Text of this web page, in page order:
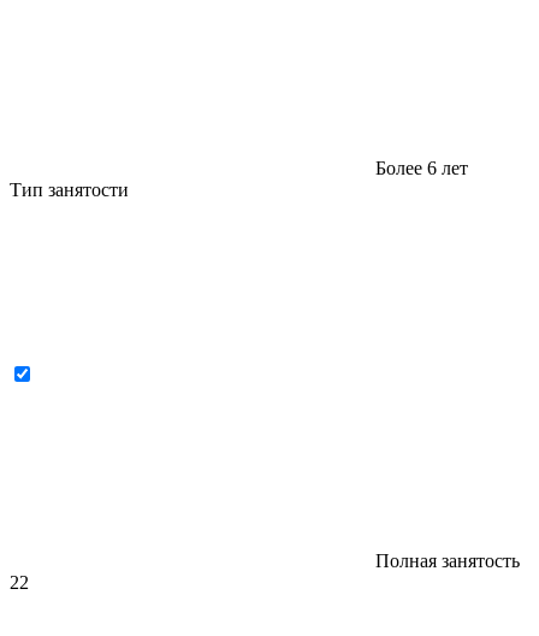
Более 6 лет
Тип занятости
Полная занятость
22